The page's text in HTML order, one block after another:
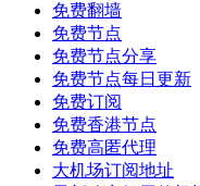
免费翻墙
免费节点
免费节点分享
免费节点每日更新
免费订阅
免费香港节点
免费高匿代理
大机场订阅地址